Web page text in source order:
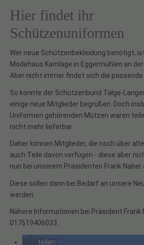
Hier findet ihr
Schützenuniformen
Wer neue Schützenbekleidung benötigt,
Modehaus Kamlage in Eggermühlen an
Aber nicht immer findet sich die passende
So konnte der Schützenbund Talge-
einige neue Mitglieder begrüßen. Doch
Uniformen gehörenden Mützen waren
nicht mehr lieferbar.
Daher können Mitglieder, die noch über
auch Teile davon verfügen - diese aber
nun bei unserem Präsidenten Frank Naber
Diese sollen dann bei Bedarf an unsere
werden.
Nähere Informationen bei Präsident Frank
017619406033.
teilen